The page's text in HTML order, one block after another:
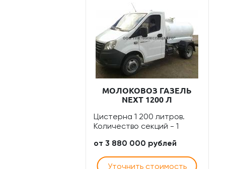
МОЛОКОВОЗ ГАЗЕЛЬ
NEXT 1200 Л
Цистерна 1 200 литров.
Количество секций - 1
от 3 880 000 рублей
Уточнить стоимость